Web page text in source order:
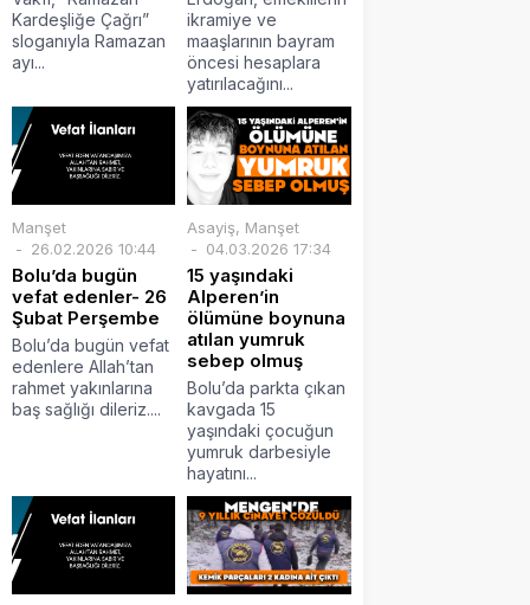
Kardeşliğe Çağrı”
sloganıyla Ramazan
ayı...
ikramiye ve
maaşlarının bayram
öncesi hesaplara
yatırılacağını...
Manşet
26.02.2026 10:44
Bolu’da bugün
vefat edenler- 26
Şubat Perşembe
Bolu’da bugün vefat
edenlere Allah’tan
rahmet yakınlarına
baş sağlığı dileriz....
Asayiş, Manşet
04.03.2026 17:34
15 yaşındaki
Alperen’in
ölümüne boynuna
atılan yumruk
sebep olmuş
Bolu’da parkta çıkan
kavgada 15
yaşındaki çocuğun
yumruk darbesiyle
hayatını...